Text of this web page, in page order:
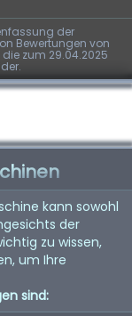
der
Bewertungen von
zum 29.04.2025
kann sowohl
der
zu wissen,
um Ihre
sind: